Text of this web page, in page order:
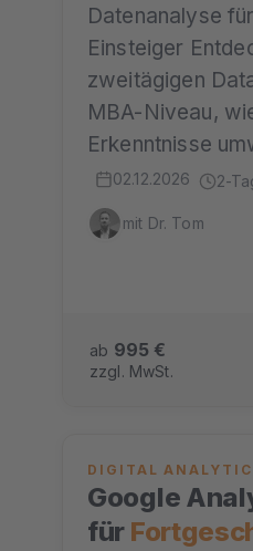
Datenanalyse
Einsteiger
zweitägigen
MBA-Niveau,
Erkenntnisse
02.12.2026 2-
mit Dr. Tom
ab 995 €
zzgl. MwSt.
DIGITAL
Google
für